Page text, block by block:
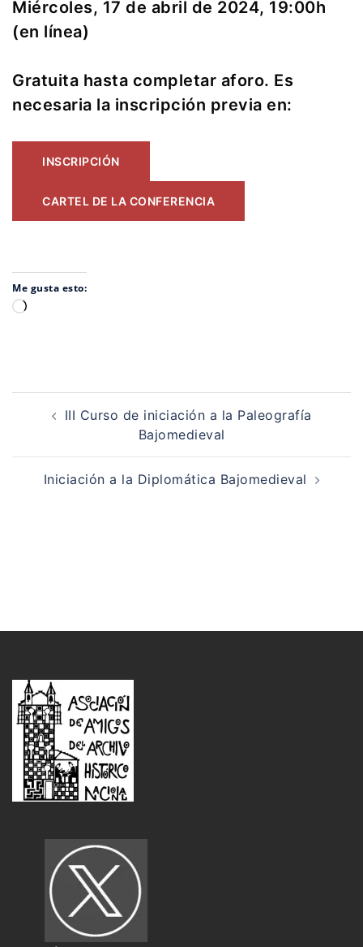
Miércoles, 17 de abril de 2024, 19:00h
(en línea)
Gratuita hasta completar aforo. Es
necesaria la inscripción previa en:
INSCRIPCIÓN
CARTEL DE LA CONFERENCIA
Me gusta esto:
Cargando...
Navegación
III Curso de iniciación a la Paleografía
Bajomedieval
Iniciación a la Diplomática Bajomedieval